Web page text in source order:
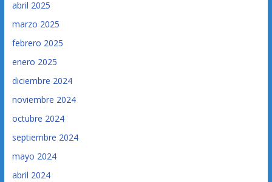
abril 2025
marzo 2025
febrero 2025
enero 2025
diciembre 2024
noviembre 2024
octubre 2024
septiembre 2024
mayo 2024
abril 2024